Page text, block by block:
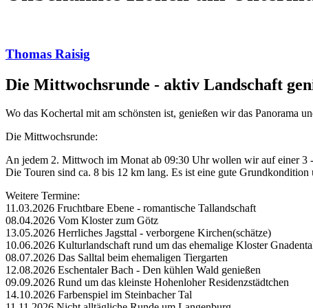
Thomas Raisig
Die Mittwochsrunde - aktiv Landschaft
Wo das Kochertal mit am schönsten ist, genießen wir das Panorama
Die Mittwochsrunde:
An jedem 2. Mittwoch im Monat ab 09:30 Uhr wollen wir auf einer 3
Die Touren sind ca. 8 bis 12 km lang. Es ist eine gute Grundkondition
Weitere Termine:
11.03.2026 Fruchtbare Ebene - romantische Tallandschaft
08.04.2026 Vom Kloster zum Götz
13.05.2026 Herrliches Jagsttal - verborgene Kirchen(schätze)
10.06.2026 Kulturlandschaft rund um das ehemalige Kloster
08.07.2026 Das Salltal beim ehemaligen Tiergarten
12.08.2026 Eschentaler Bach - Den kühlen Wald genießen
09.09.2026 Rund um das kleinste Hohenloher Residenzstädtchen
14.10.2026 Farbenspiel im Steinbacher Tal